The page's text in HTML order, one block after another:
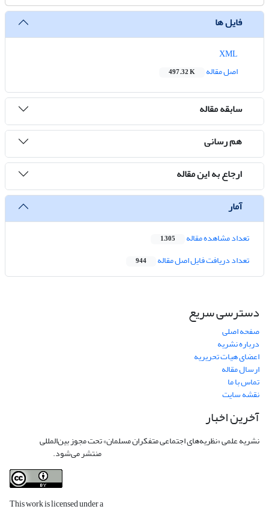
فایل ها
اصل مقاله
497.32 K
سابقه مقاله
هم رسانی
ارجاع به این مقاله
آمار
تعداد مشاهده مقاله 1,305
تعداد دریافت فایل اصل مقاله 944
دسترسی سریع
صفحه اصلی
درباره نشریه
اعضای هیات تحریریه
ارسال مقاله
تماس با ما
نقشه سایت
آخرین اخبار
نشریه علمی «نظریه‌های اجتماعی متفکران مسلمان» تحت مجوز بین‌المللی
منتشر می‌شود.
This work is licensed under a